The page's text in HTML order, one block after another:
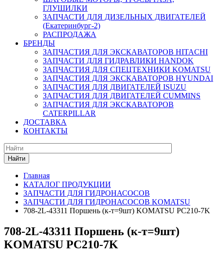
ГЛУШИЛКИ
ЗАПЧАСТИ ДЛЯ ДИЗЕЛЬНЫХ ДВИГАТЕЛЕЙ
(Екатеринбург-2)
РАСПРОДАЖА
БРЕНДЫ
ЗАПЧАСТИЯ ДЛЯ ЭКСКАВАТОРОВ HITACHI
ЗАПЧАСТИ ДЛЯ ГИДРАВЛИКИ HANDOK
ЗАПЧАСТИЯ ДЛЯ СПЕЦТЕХНИКИ KOMATSU
ЗАПЧАСТИЯ ДЛЯ ЭКСКАВАТОРОВ HYUNDAI
ЗАПЧАСТИЯ ДЛЯ ДВИГАТЕЛЕЙ ISUZU
ЗАПЧАСТИЯ ДЛЯ ДВИГАТЕЛЕЙ CUMMINS
ЗАПЧАСТИЯ ДЛЯ ЭКСКАВАТОРОВ
CATERPILLAR
ДОСТАВКА
КОНТАКТЫ
Найти
Главная
КАТАЛОГ ПРОДУКЦИИ
ЗАПЧАСТИ ДЛЯ ГИДРОНАСОСОВ
ЗАПЧАСТИ ДЛЯ ГИДРОНАСОСОВ KOMATSU
708-2L-43311 Поршень (к-т=9шт) KOMATSU PC210-7K
708-2L-43311 Поршень (к-т=9шт)
KOMATSU PC210-7K